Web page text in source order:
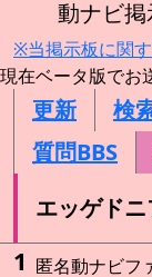
動ナビ
※当掲示板に関
現在ベータ版でお
更新 検
質問BBS
エッゲド
1 匿名動ナビフ